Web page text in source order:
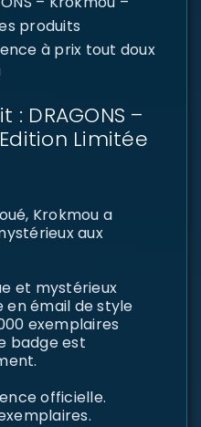
produits
à prix tout doux
DRAGONS –
Limitée
Krokmou a
aux
et mystérieux
émail de style
exemplaires
badge est
officielle.